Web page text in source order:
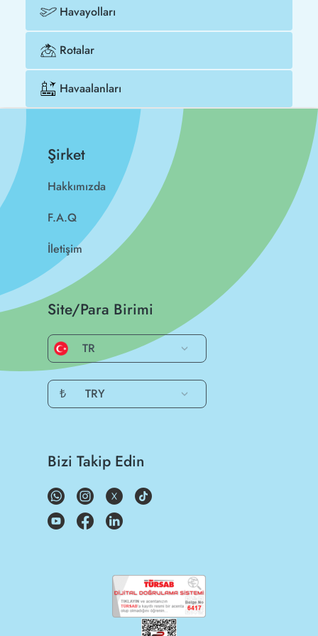
Havayolları
Rotalar
Havaalanları
Şirket
Hakkımızda
F.A.Q
İletişim
Site/Para Birimi
TR
₺ TRY
Bizi Takip Edin